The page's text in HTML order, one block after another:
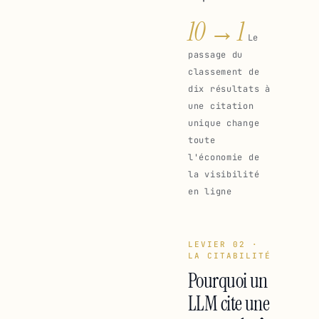
10 → 1 Le
passage du
classement de
dix résultats à
une citation
unique change
toute
l'économie de
la visibilité
en ligne
LEVIER 02 ·
LA CITABILITÉ
Pourquoi un
LLM cite une